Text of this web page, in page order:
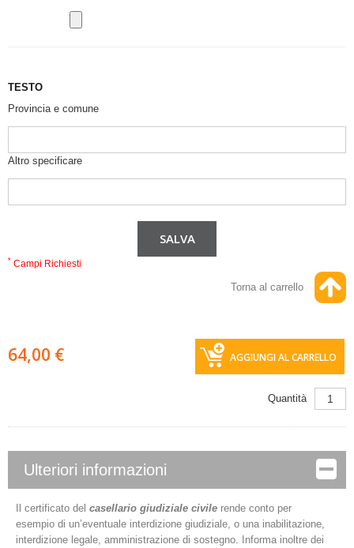
TESTO
Provincia e comune
Altro specificare
* Campi Richiesti
Torna al carrello
64,00 € AGGIUNGI AL CARRELLO
Quantità
Ulteriori informazioni
Il certificato del casellario giudiziale civilerende conto per
esempio di un’eventuale interdizione giudiziale, o una inabilitazione,
interdizione legale, amministrazione di sostegno. Informa inoltre dei